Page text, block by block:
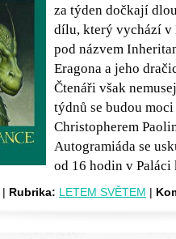
za týden dočkají
dílu, který vychází v
pod názvem
Eragona a jeho
Čtenáři však
týdnů se budou
Christopherem
Autogramiáda se
od 16 hodin v
| Rubrika: LETEM SVĚTEM |